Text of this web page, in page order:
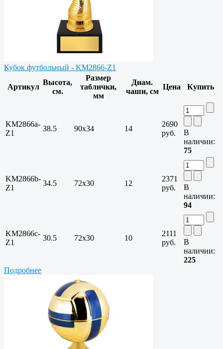
Кубок футбольный - KM2866-Z1
Артикул
Высота,
см.
Размер
таблички,
мм
Диам.
чаши, см
Цена Купить
KM2866a-
Z1
38.5 90х34 14
2690
руб.
В
наличии:
75
KM2866b-
Z1
34.5 72х30 12
2371
руб.
В
наличии:
94
KM2866c-
Z1
30.5 72х30 10
2111
руб.
В
наличии:
225
Подробнее